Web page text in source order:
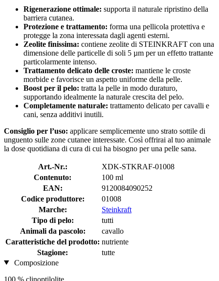
Rigenerazione ottimale: supporta il naturale ripristino della
barriera cutanea.
Protezione e trattamento: forma una pellicola protettiva e
protegge la zona interessata dagli agenti esterni.
Zeolite finissima: contiene zeolite di STEINKRAFT con una
dimensione delle particelle di soli 5 µm per un effetto trattante
particolarmente intenso.
Trattamento delicato delle croste: mantiene le croste
morbide e favorisce un aspetto uniforme della pelle.
Boost per il pelo: tratta la pelle in modo duraturo,
supportando idealmente la naturale crescita del pelo.
Completamente naturale: trattamento delicato per cavalli e
cani, senza additivi inutili.
Consiglio per l’uso: applicare semplicemente uno strato sottile di
unguento sulle zone cutanee interessate. Così offrirai al tuo animale
la dose quotidiana di cura di cui ha bisogno per una pelle sana.
Art.-Nr.:
XDK-STKRAF-01008
Contenuto:
100 ml
EAN:
9120084090252
Codice produttore:
01008
Marche:
Steinkraft
Tipo di pelo:
tutti
Animali da pascolo:
cavallo
Caratteristiche del prodotto: nutriente
Stagione:
tutte
Composizione
100 % clinoptilolite